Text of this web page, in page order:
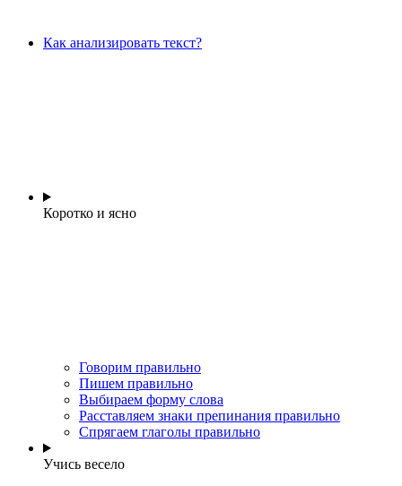
Как анализировать текст?
Коротко и ясно
Говорим правильно
Пишем правильно
Выбираем форму слова
Расставляем знаки препинания правильно
Спрягаем глаголы правильно
Учись весело